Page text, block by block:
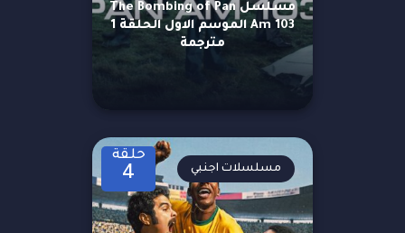
مسلسل The Bombing of Pan
Am 103 الموسم الاول الحلقة 1
مترجمة
حلقة
4 مسلسلات اجنبي